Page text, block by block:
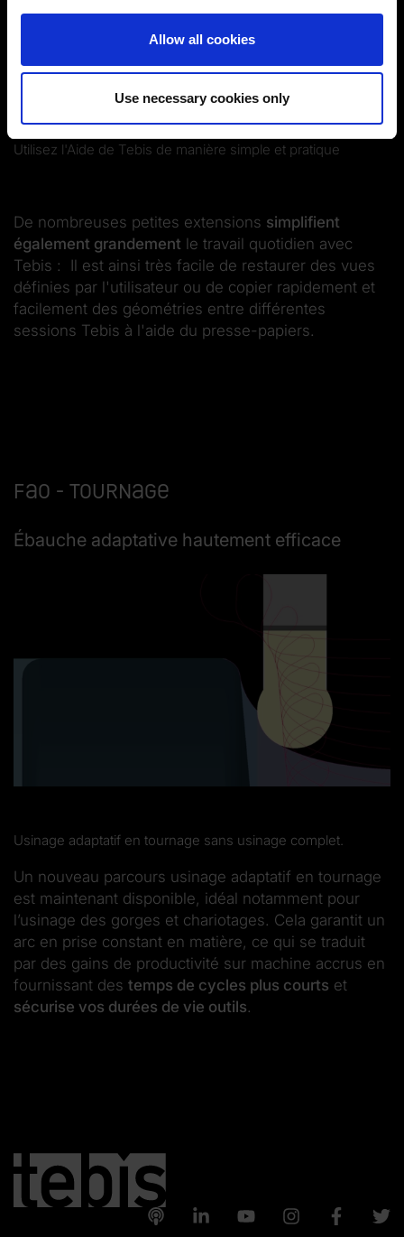
You can change or revoke your consent at any time.
Imprint|Data protection |Disclaimer of liability
Allow all cookies
Use necessary cookies only
pour activer l'affichage.
Activer les cookies
Utilisez l'Aide de Tebis de manière simple et pratique
De nombreuses petites extensions simplifient
également grandement le travail quotidien avec
Tebis : Il est ainsi très facile de restaurer des vues
définies par l'utilisateur ou de copier rapidement et
facilement des géométries entre différentes
sessions Tebis à l'aide du presse-papiers.
FAO - Tournage
Ébauche adaptative hautement efficace
Usinage adaptatif en tournage sans usinage complet.
Un nouveau parcours usinage adaptatif en tournage
est maintenant disponible, idéal notamment pour
l’usinage des gorges et chariotages. Cela garantit un
arc en prise constant en matière, ce qui se traduit
par des gains de productivité sur machine accrus en
fournissant des temps de cycles plus courts et
sécurise vos durées de vie outils.